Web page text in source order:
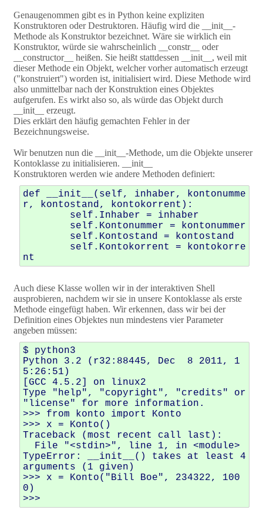
Genaugenommen gibt es in Python keine expliziten
Konstruktoren oder Destruktoren. Häufig wird die __init__-
Methode als Konstruktor bezeichnet. Wäre sie wirklich ein
Konstruktor, würde sie wahrscheinlich __constr__ oder
__constructor__ heißen. Sie heißt stattdessen __init__, weil mit
dieser Methode ein Objekt, welcher vorher automatisch erzeugt
("konstruiert") worden ist, initialisiert wird. Diese Methode wird
also unmittelbar nach der Konstruktion eines Objektes
aufgerufen. Es wirkt also so, als würde das Objekt durch
__init__ erzeugt.
Dies erklärt den häufig gemachten Fehler in der
Bezeichnungsweise.
Wir benutzen nun die __init__-Methode, um die Objekte unserer
Kontoklasse zu initialisieren. __init__
Konstruktoren werden wie andere Methoden definiert:
def __init__(self, inhaber, kontonumme
r, kontostand, kontokorrent):
Auch diese Klasse wollen wir in der interaktiven Shell
ausprobieren, nachdem wir sie in unsere Kontoklasse als erste
Methode eingefügt haben. Wir erkennen, dass wir bei der
Definition eines Objektes nun mindestens vier Parameter
angeben müssen:
$ python3
Python 3.2 (r32:88445, Dec  8 2011, 1
5:26:51)
[GCC 4.5.2] on linux2
Type "help", "copyright", "credits" or
"license" for more information.
>>> from konto import Konto
>>> x = Konto()
Traceback (most recent call last):
TypeError: __init__() takes at least 4
arguments (1 given)
>>> x = Konto("Bill Boe", 234322, 100
0)